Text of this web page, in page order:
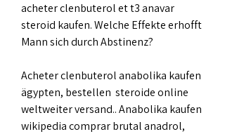
acheter clenbuterol et t3 anavar
steroid kaufen. Welche Effekte erhofft
Mann sich durch Abstinenz?
Acheter clenbuterol anabolika kaufen
ägypten, bestellen  steroide online
weltweiter versand.. Anabolika kaufen
wikipedia comprar brutal anadrol,